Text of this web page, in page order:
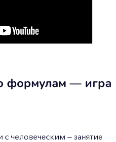
формулам — игра
человеческим — занятие